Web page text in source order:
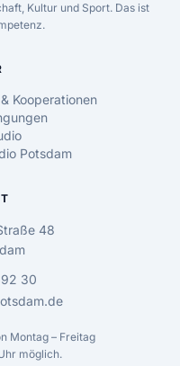
Kultur und Sport. Das ist
Kooperationen
Potsdam
48
30
Montag – Freitag
möglich.